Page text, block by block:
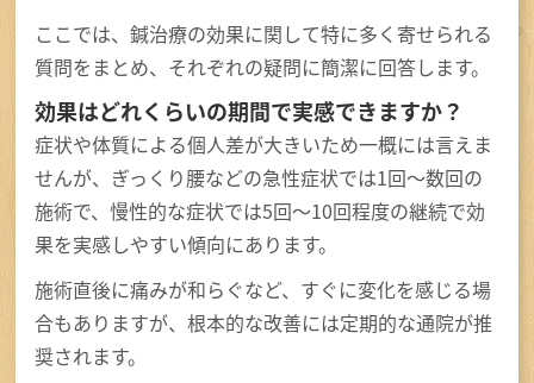
ここでは、鍼治療の効果に関して特に多く寄せられる
質問をまとめ、それぞれの疑問に簡潔に回答します。
効果はどれくらいの期間で実感できますか？
症状や体質による個人差が大きいため一概には言えま
せんが、ぎっくり腰などの急性症状では1回～数回の
施術で、慢性的な症状では5回～10回程度の継続で効
果を実感しやすい傾向にあります。
施術直後に痛みが和らぐなど、すぐに変化を感じる場
合もありますが、根本的な改善には定期的な通院が推
奨されます。